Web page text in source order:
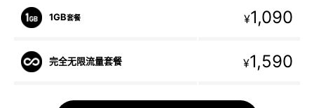
1GB套餐 ¥1,090
完全无限流量套餐 ¥1,590